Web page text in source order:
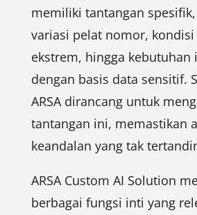
memiliki tantangan
variasi pelat nomor, kondisi
ekstrem, hingga kebutuhan
dengan basis data sensitif.
ARSA dirancang untuk
tantangan ini, memastikan
keandalan yang tak
ARSA Custom AI Solution
berbagai fungsi inti yang